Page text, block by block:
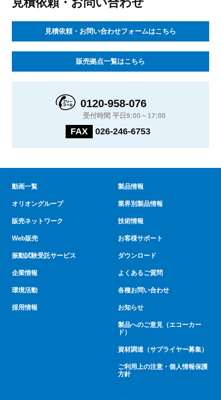
見積依頼・お問い合わせフォームはこちら
販売拠点一覧はこちら
0120-958-076
受付時間 平日9:00～17:00
FAX 026-246-6753
動画一覧
オリオングループ
販売ネットワーク
Web販売
振動試験受託サービス
企業情報
環境活動
採用情報
製品情報
業界別製品情報
技術情報
お客様サポート
ダウンロード
よくあるご質問
各種お問い合わせ
お知らせ
製品へのご意見（エコーカー
ド）
資材調達（サプライヤー募集）
ご利用上の注意・個人情報保護
方針